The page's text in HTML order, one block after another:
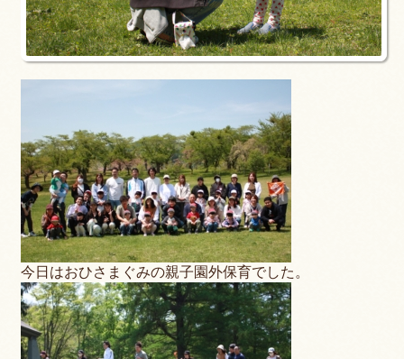
今日はおひさまぐみの親子園外保育でした。